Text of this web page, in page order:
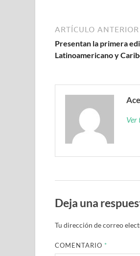
ARTÍCULO ANTERIOR
Presentan la primera
Latinoamericano y
Ver
Deja una
Tu dirección de correo
COMENTARIO *